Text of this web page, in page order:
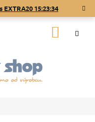
EXTRA20 15:23:33